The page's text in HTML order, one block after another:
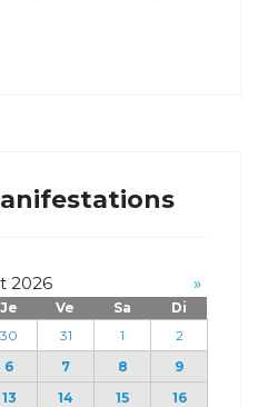
2026 »
Je Ve Sa
Di
30 31 1
2
6 7 8
9
13 14 15
16